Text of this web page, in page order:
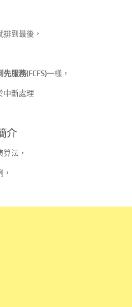
到最後，
先服務(FCFS)一樣，
中斷處理
介
法，